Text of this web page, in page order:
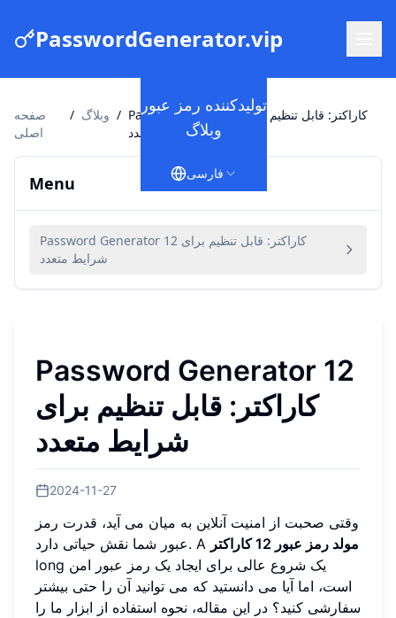
PasswordGenerator.vip
تولیدکننده رمز عبور
وبلاگ
فارسی
صفحه
اصلی
/ وبلاگ / Password Generator 12 کاراکتر: قابل تنظیم
برای شرایط متعدد
Menu
Password Generator 12 کاراکتر: قابل تنظیم برای
شرایط متعدد
Password Generator 12
کاراکتر: قابل تنظیم برای
شرایط متعدد
2024-11-27
وقتی صحبت از امنیت آنلاین به میان می آید، قدرت رمز
عبور شما نقش حیاتی دارد. A
مولد رمز عبور 12 کاراکتر
long یک شروع عالی برای ایجاد یک رمز عبور امن
است، اما آیا می دانستید که می توانید آن را حتی بیشتر
سفارشی کنید؟ در این مقاله، نحوه استفاده از ابزار ما را